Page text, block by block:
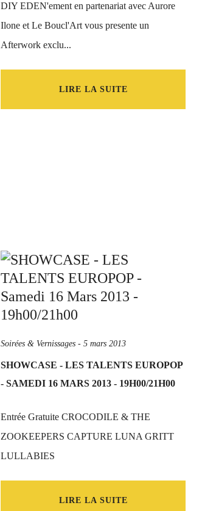
DIY EDEN'ement en partenariat avec Aurore
Ilone et Le Boucl'Art vous presente un
Afterwork exclu...
LIRE LA SUITE
Soirées & Vernissages - 5 mars 2013
SHOWCASE - LES TALENTS EUROPOP
- SAMEDI 16 MARS 2013 - 19H00/21H00
Entrée Gratuite CROCODILE & THE
ZOOKEEPERS CAPTURE LUNA GRITT
LULLABIES
LIRE LA SUITE